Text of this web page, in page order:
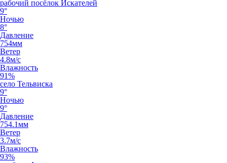
рабочий посёлок Искателей
9°
Ночью
8°
Давление
754мм
Ветер
4.8м/с
Влажность
91%
село Тельвиска
9°
Ночью
9°
Давление
754.1мм
Ветер
3.7м/с
Влажность
93%